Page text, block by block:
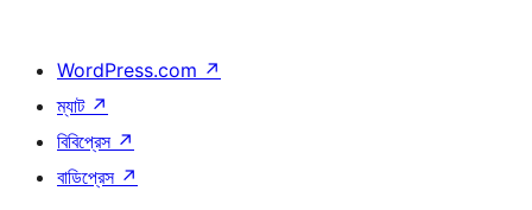
WordPress.com ↗
ম্যাট ↗
বিবিপ্রেস ↗
বাডিপ্রেস ↗